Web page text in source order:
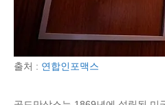
출처 : 연합인포맥스